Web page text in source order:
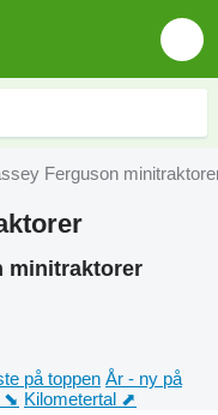
Ferguson
minitraktorer
på toppen År - ny på
⬊ Kilometertal ⬈